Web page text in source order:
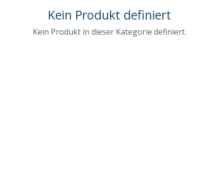
Kein Produkt definiert
Kein Produkt in dieser Kategorie definiert.